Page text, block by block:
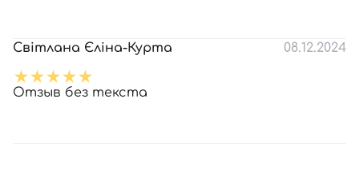
Світлана Єліна-Курта 08.12.2024
Отзыв без текста